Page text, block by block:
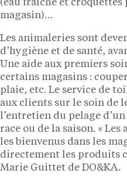
(eau fraîche et croquettes
magasin)…
Les animaleries sont
d’hygiène et de santé,
Une aide aux premiers
certains magasins :
plaie, etc. Le service de
aux clients sur le soin de
l’entretien du pelage
race ou de la saison. «
les bienvenus dans les
directement les produits
Marie Guittet de DO&KA.